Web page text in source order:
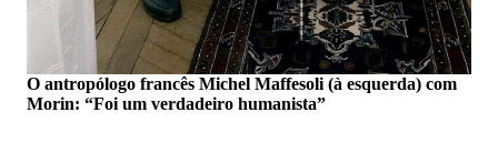
O antropólogo francês Michel Maffesoli (à esquerda) com
Morin: “Foi um verdadeiro humanista”